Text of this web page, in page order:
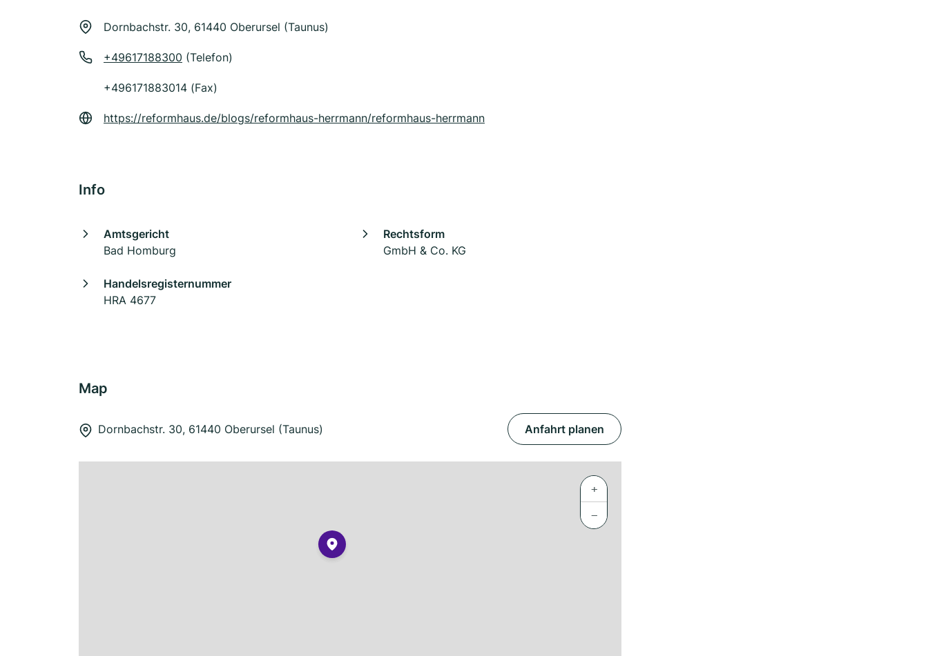
Dornbachstr. 30, 61440 Oberursel (Taunus)
+49617188300 (Telefon)
+496171883014 (Fax)
https://reformhaus.de/blogs/reformhaus-herrmann/reformhaus-herrmann
Info
Amtsgericht
Bad Homburg
Rechtsform
GmbH & Co. KG
Handelsregisternummer
HRA 4677
Map
Dornbachstr. 30, 61440 Oberursel (Taunus) Anfahrt planen
+
−